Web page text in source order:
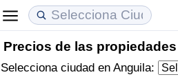
Precios de las
Selecciona ciudad en Anguila:
Coste de vida
Precios de las propiedades
Calidad de Vida